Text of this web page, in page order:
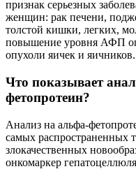
признак серьезных
женщин: рак печени,
толстой кишки, легких,
повышение уровня АФП
опухоли яичек и яичников.
Что показывает
фетопротеин?
Анализ на альфа-
самых распространенных
злокачественных
онкомаркер